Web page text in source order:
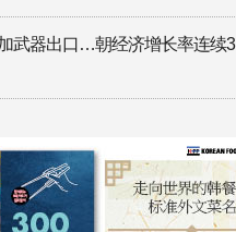
武器出口…朝经济增长率连续3